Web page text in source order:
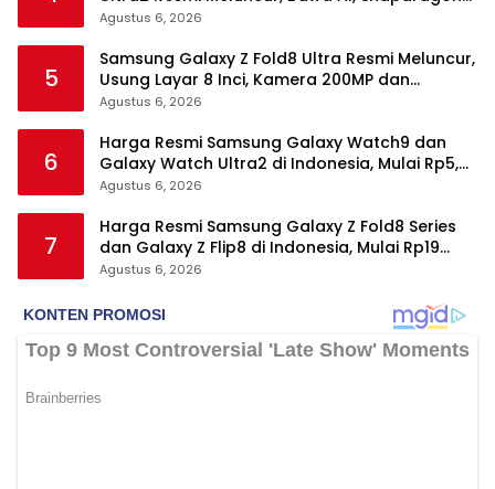
Wear Elite, dan Fitur Kesehatan Baru
Agustus 6, 2026
5
Samsung Galaxy Z Fold8 Ultra Resmi Meluncur,
Usung Layar 8 Inci, Kamera 200MP dan
Snapdragon 8 Elite Gen 5
Agustus 6, 2026
6
Harga Resmi Samsung Galaxy Watch9 dan
Galaxy Watch Ultra2 di Indonesia, Mulai Rp5,9
Jutaan
Agustus 6, 2026
7
Harga Resmi Samsung Galaxy Z Fold8 Series
dan Galaxy Z Flip8 di Indonesia, Mulai Rp19
Jutaan
Agustus 6, 2026